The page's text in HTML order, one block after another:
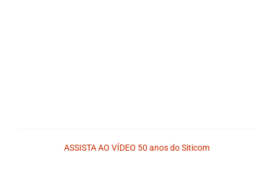
ASSISTA AO VÍDEO 50 anos do Siticom